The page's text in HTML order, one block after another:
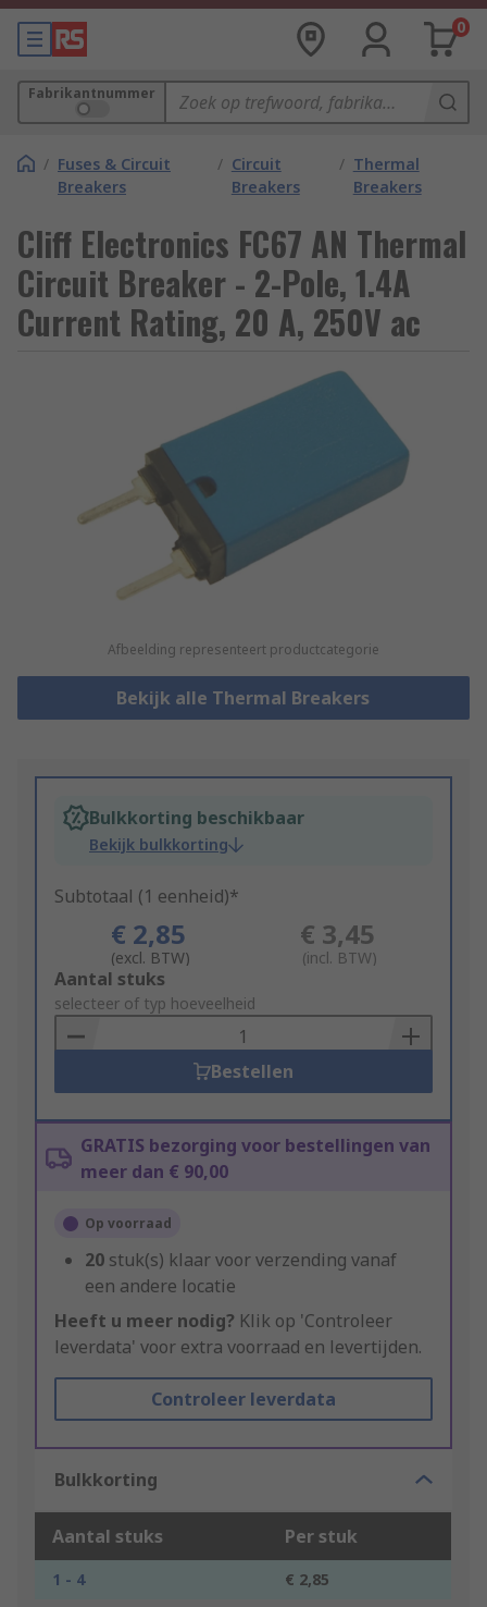
0
Fabrikantnummer
/ Fuses & Circuit
Breakers
/ Circuit
Breakers
/ Thermal
Breakers
Cliff Electronics FC67 AN Thermal
Circuit Breaker - 2-Pole, 1.4A
Current Rating, 20 A, 250V ac
Afbeelding representeert productcategorie
Bekijk alle Thermal Breakers
Bulkkorting beschikbaar
Bekijk bulkkorting
Subtotaal (1 eenheid)*
€ 2,85
(excl. BTW)
€ 3,45
(incl. BTW)
Add
to
Basket
Aantal stuks
selecteer of typ hoeveelheid
Bestellen
GRATIS bezorging voor bestellingen van
meer dan € 90,00
Op voorraad
20 stuk(s) klaar voor verzending vanaf
een andere locatie
Heeft u meer nodig? Klik op 'Controleer
leverdata' voor extra voorraad en levertijden.
Controleer leverdata
Bulkkorting
Aantal stuks Per stuk
1 - 4
€ 2,85